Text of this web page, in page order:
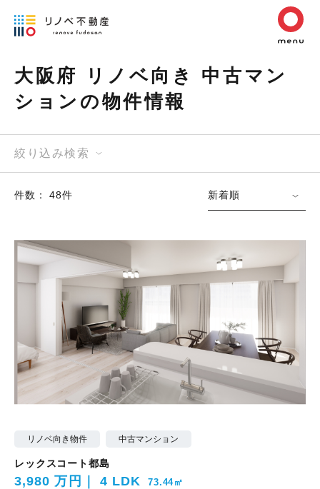
大阪府 リノベ向き 中古マン
ションの物件情報
絞り込み検索
件数： 48件 新着順
リノベ向き物件 中古マンション
レックスコート都島
3,980 万円 4 LDK 73.44㎡